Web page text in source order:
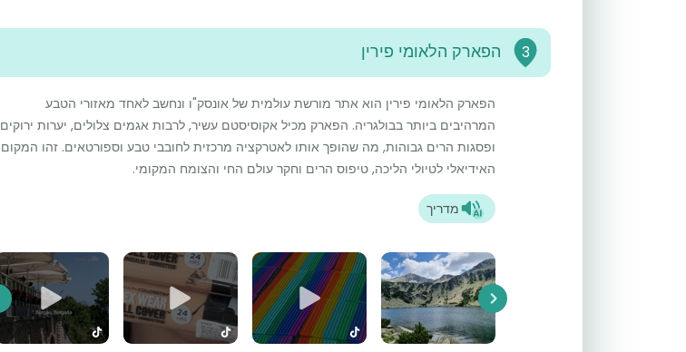
3 הפארק הלאומי פירין
הפארק הלאומי פירין הוא אתר מורשת עולמית של אונסק"ו ונחשב לאחד מאזורי הטבע
המרהיבים ביותר בבולגריה. הפארק מכיל אקוסיסטם עשיר, לרבות אגמים צלולים, יערות ירוקים
ופסגות הרים גבוהות, מה שהופך אותו לאטרקציה מרכזית לחובבי טבע וספורטאים. זהו המקום
האידיאלי לטיולי הליכה, טיפוס הרים וחקר עולם החי והצומח המקומי.
מדריך
Next